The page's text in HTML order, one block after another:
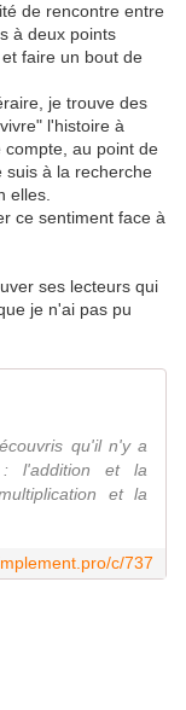
de rencontre entre
à deux points
faire un bout de
je trouve des
l'histoire à
au point de
suis à la recherche
elles.
ce sentiment face à
ses lecteurs qui
je n'ai pas pu
qu'il n'y a
: l'addition et la
et la
c/737